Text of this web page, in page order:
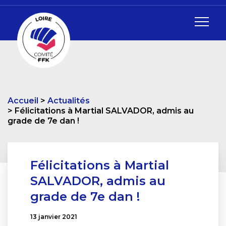
Accueil
Actualités
Félicitations à Martial SALVADOR, admis au
grade de 7e dan !
Félicitations à Martial
SALVADOR, admis au
grade de 7e dan !
13 janvier 2021